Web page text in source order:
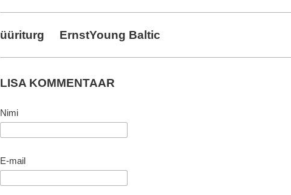
üüriturg ErnstYoung Baltic
LISA KOMMENTAAR
Nimi
E-mail